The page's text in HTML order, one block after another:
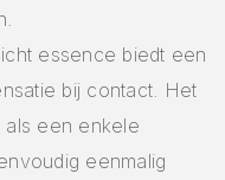
essence biedt een
bij contact. Het
als een enkele
eenmalig